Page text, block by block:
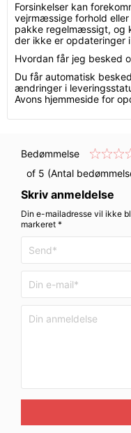
Forsinkelser kan
vejrmæssige forhold
pakke regelmæssigt, og
der ikke er opdateringer
Hvordan får jeg besked
Du får automatisk
ændringer i
Avons hjemmeside for
Bedømmelse
of 5 (Antal
Skriv anmeldelse
Din e-mailadresse vil ikke
markeret *